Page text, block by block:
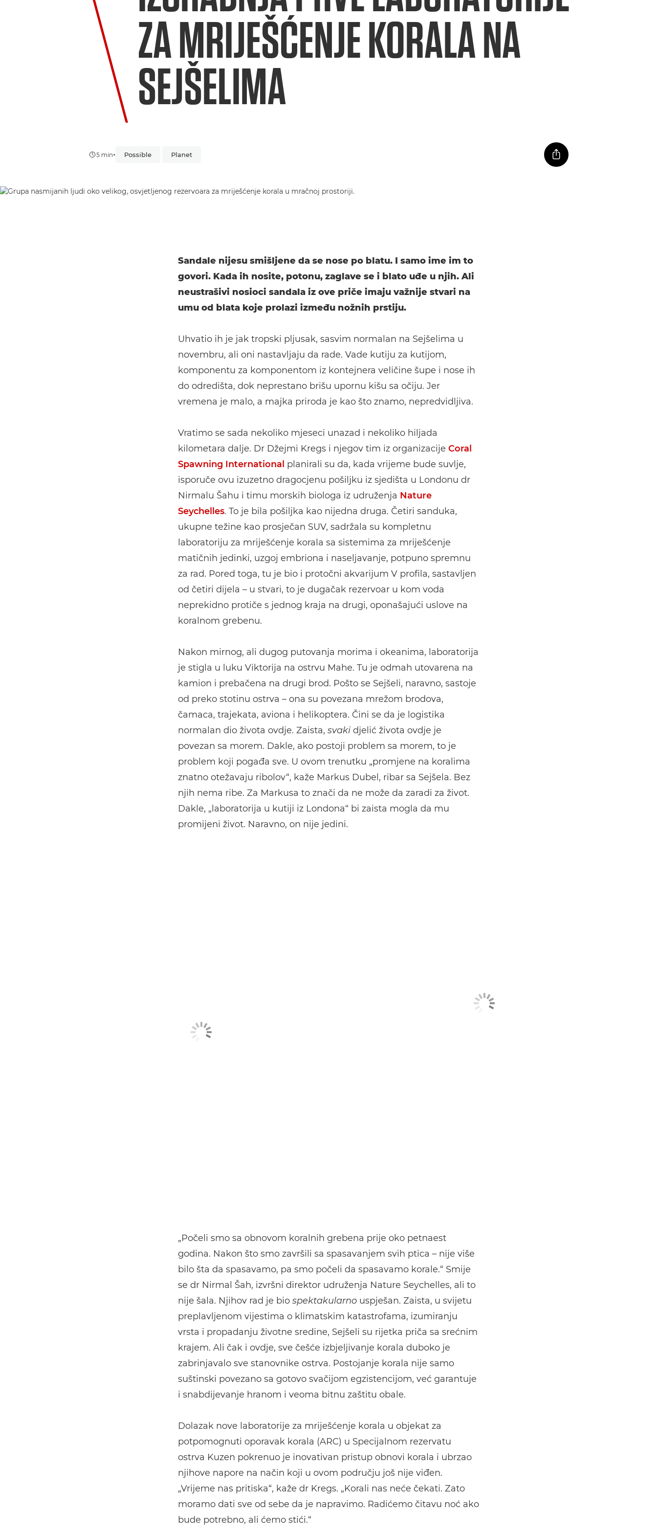
ZA MRIJEŠĆENJE KORALA NA
SEJŠELIMA
5 min• Possible Planet
Sandale nijesu smišljene da se nose po blatu. I samo ime im to
govori. Kada ih nosite, potonu, zaglave se i blato uđe u njih. Ali
neustrašivi nosioci sandala iz ove priče imaju važnije stvari na
umu od blata koje prolazi između nožnih prstiju.
Uhvatio ih je jak tropski pljusak, sasvim normalan na Sejšelima u
novembru, ali oni nastavljaju da rade. Vade kutiju za kutijom,
komponentu za komponentom iz kontejnera veličine šupe i nose ih
do odredišta, dok neprestano brišu upornu kišu sa očiju. Jer
vremena je malo, a majka priroda je kao što znamo, nepredvidljiva.
Vratimo se sada nekoliko mjeseci unazad i nekoliko hiljada
kilometara dalje. Dr Džejmi Kregs i njegov tim iz organizacije Coral
Spawning International planirali su da, kada vrijeme bude suvlje,
isporuče ovu izuzetno dragocjenu pošiljku iz sjedišta u Londonu dr
Nirmalu Šahu i timu morskih biologa iz udruženja Nature
Seychelles. To je bila pošiljka kao nijedna druga. Četiri sanduka,
ukupne težine kao prosječan SUV, sadržala su kompletnu
laboratoriju za mriješćenje korala sa sistemima za mriješćenje
matičnih jedinki, uzgoj embriona i naseljavanje, potpuno spremnu
za rad. Pored toga, tu je bio i protočni akvarijum V profila, sastavljen
od četiri dijela – u stvari, to je dugačak rezervoar u kom voda
neprekidno protiče s jednog kraja na drugi, oponašajući uslove na
koralnom grebenu.
Nakon mirnog, ali dugog putovanja morima i okeanima, laboratorija
je stigla u luku Viktorija na ostrvu Mahe. Tu je odmah utovarena na
kamion i prebačena na drugi brod. Pošto se Sejšeli, naravno, sastoje
od preko stotinu ostrva – ona su povezana mrežom brodova,
čamaca, trajekata, aviona i helikoptera. Čini se da je logistika
normalan dio života ovdje. Zaista, svakidjelić života ovdje je
povezan sa morem. Dakle, ako postoji problem sa morem, to je
problem koji pogađa sve. U ovom trenutku „promjene na koralima
znatno otežavaju ribolov“, kaže Markus Dubel, ribar sa Sejšela. Bez
njih nema ribe. Za Markusa to znači da ne može da zaradi za život.
Dakle, „laboratorija u kutiji iz Londona“ bi zaista mogla da mu
promijeni život. Naravno, on nije jedini.
„Počeli smo sa obnovom koralnih grebena prije oko petnaest
godina. Nakon što smo završili sa spasavanjem svih ptica – nije više
bilo šta da spasavamo, pa smo počeli da spasavamo korale.“ Smije
se dr Nirmal Šah, izvršni direktor udruženja Nature Seychelles, ali to
nije šala. Njihov rad je bio spektakularnouspješan. Zaista, u svijetu
preplavljenom vijestima o klimatskim katastrofama, izumiranju
vrsta i propadanju životne sredine, Sejšeli su rijetka priča sa srećnim
krajem. Ali čak i ovdje, sve češće izbjeljivanje korala duboko je
zabrinjavalo sve stanovnike ostrva. Postojanje korala nije samo
suštinski povezano sa gotovo svačijom egzistencijom, već garantuje
i snabdijevanje hranom i veoma bitnu zaštitu obale.
Dolazak nove laboratorije za mriješćenje korala u objekat za
potpomognuti oporavak korala (ARC) u Specijalnom rezervatu
ostrva Kuzen pokrenuo je inovativan pristup obnovi korala i ubrzao
njihove napore na način koji u ovom području još nije viđen.
„Vrijeme nas pritiska“, kaže dr Kregs. „Korali nas neće čekati. Zato
moramo dati sve od sebe da je napravimo. Radićemo čitavu noć ako
bude potrebno, ali ćemo stići.“